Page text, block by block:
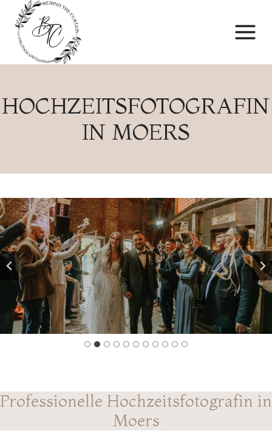
content
HOCHZEITSFOTOGRAFIN
IN MOERS
Professionelle Hochzeitsfotografin in
Moers